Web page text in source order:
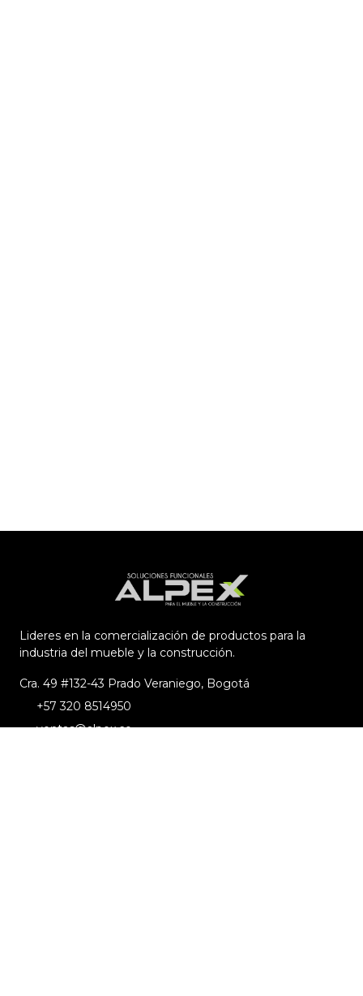
Lideres en la comercialización de productos para la
industria del mueble y la construcción.
Cra. 49 #132-43 Prado Veraniego, Bogotá
+57 320 8514950
ventas@alpex.co